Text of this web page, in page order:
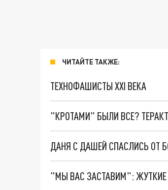
ЧИТАЙТЕ ТАКЖЕ:
ТЕХНОФАШИСТЫ XXI ВЕКА
"КРОТАМИ" БЫЛИ ВСЕ?
ДАНЯ С ДАШЕЙ СПАСЛИСЬ ОТ